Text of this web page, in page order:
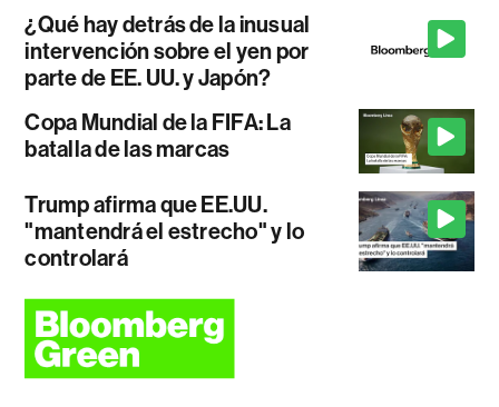
¿Qué hay detrás de la inusual
intervención sobre el yen por
parte de EE. UU. y Japón?
Copa Mundial de la FIFA: La
batalla de las marcas
Trump afirma que EE.UU.
"mantendrá el estrecho" y lo
controlará